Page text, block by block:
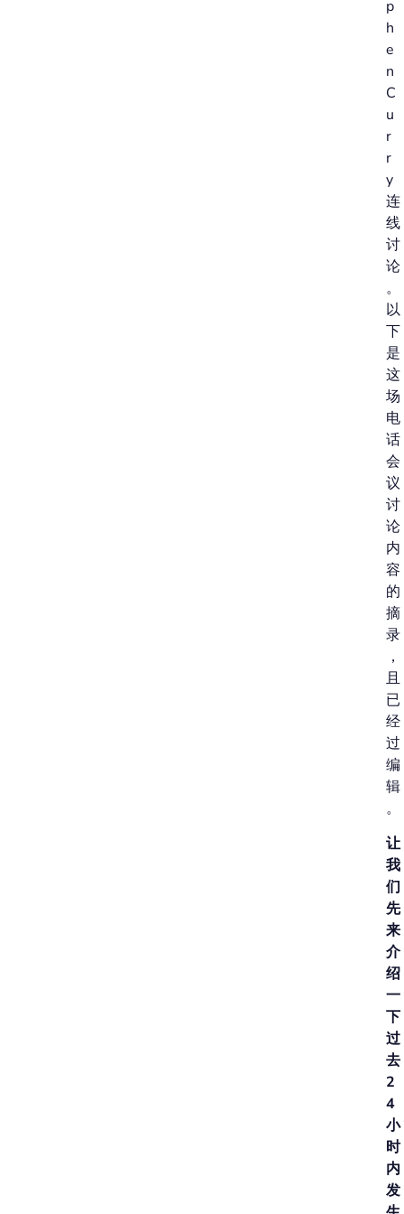
p
h
e
n
C
u
r
r
y
连
线
讨
论
。
以
下
是
这
场
电
话
会
议
讨
论
内
容
的
摘
录
，
且
已
经
过
编
辑
。
让
我
们
先
来
介
绍
一
下
过
去
2
4
小
时
内
发